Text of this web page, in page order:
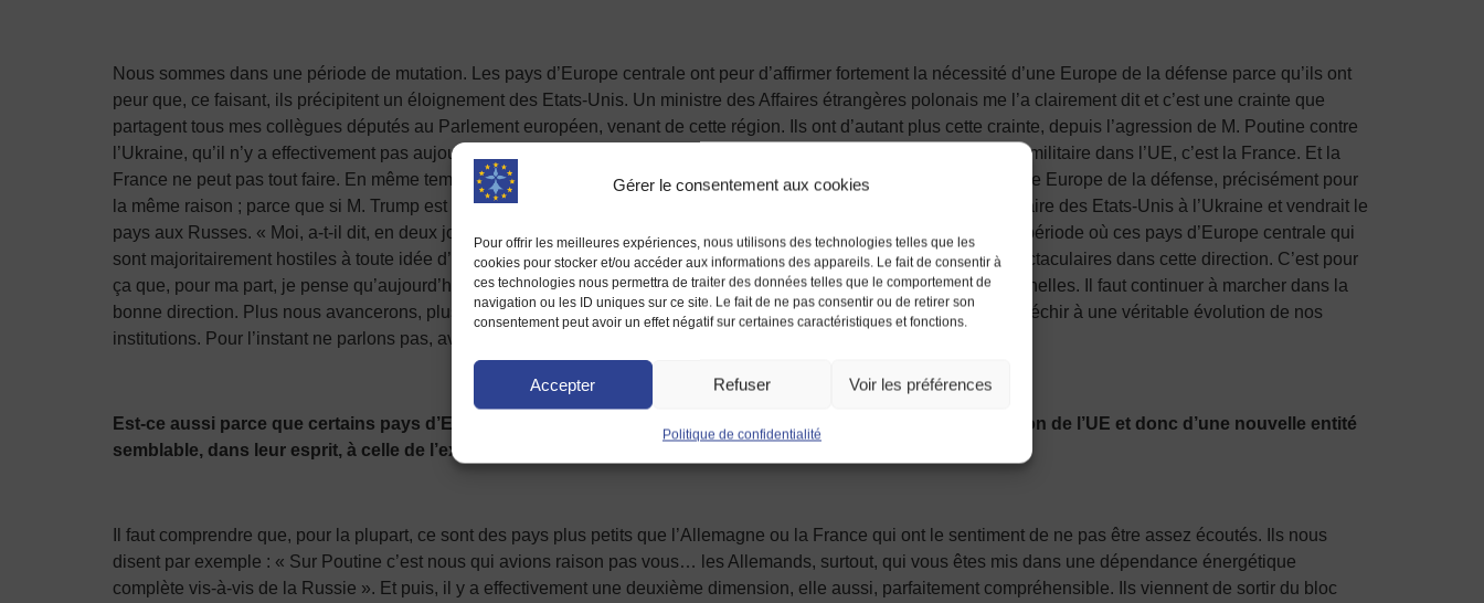
Gérer le consentement aux cookies
Pour offrir les meilleures expériences, nous utilisons des technologies telles que les
cookies pour stocker et/ou accéder aux informations des appareils. Le fait de consentir à
ces technologies nous permettra de traiter des données telles que le comportement de
navigation ou les ID uniques sur ce site. Le fait de ne pas consentir ou de retirer son
consentement peut avoir un effet négatif sur certaines caractéristiques et fonctions.
Accepter Refuser Voir les préférences
Politique de confidentialité
Nous sommes dans une période de mutation. Les pays d’Europe centrale ont peur d’affirmer fortement la nécessité d’une Europe de la défense parce qu’ils ont
peur que, ce faisant, ils précipitent un éloignement des Etats-Unis. Un ministre des Affaires étrangères polonais me l’a clairement dit et c’est une crainte que
partagent tous mes collègues députés au Parlement européen, venant de cette région. Ils ont d’autant plus cette crainte, depuis l’agression de M. Poutine contre
l’Ukraine, qu’il n’y a effectivement pas aujourd’hui de défense commune européenne. Il n’y a qu’une seule puissance militaire dans l’UE, c’est la France. Et la
France ne peut pas tout faire. En même temps, il y a une aspiration non dite mais de plus en plus forte à constituer cette Europe de la défense, précisément pour
la même raison ; parce que si M. Trump est réélu, ce qui est une possibilité, il lâcherait immédiatement le soutien militaire des Etats-Unis à l’Ukraine et vendrait le
pays aux Russes. « Moi, a-t-il dit, en deux jours je fais la paix ». On sait à quelles conditions… On est donc dans une période où ces pays d’Europe centrale qui
sont majoritairement hostiles à toute idée d’Europe fédérale font, à cause de cette nécessité, des pas absolument spectaculaires dans cette direction. C’est pour
ça que, pour ma part, je pense qu’aujourd’hui il ne faut surtout pas mettre sur la table des idées de réformes institutionnelles. Il faut continuer à marcher dans la
bonne direction. Plus nous avancerons, plus il sera possible dans quelques années, trois, cinq, dix, qu’importe, de réfléchir à une véritable évolution de nos
institutions. Pour l’instant ne parlons pas, avançons.
Est-ce aussi parce que certains pays d’Europe centrale, redouteraient, avec ce type de réforme, la consolidation de l’UE et donc d’une nouvelle entité
semblable, dans leur esprit, à celle de l’ex-Union soviétique ?
Il faut comprendre que, pour la plupart, ce sont des pays plus petits que l’Allemagne ou la France qui ont le sentiment de ne pas être assez écoutés. Ils nous
disent par exemple : « Sur Poutine c’est nous qui avions raison pas vous… les Allemands, surtout, qui vous êtes mis dans une dépendance énergétique
complète vis-à-vis de la Russie ». Et puis, il y a effectivement une deuxième dimension, elle aussi, parfaitement compréhensible. Ils viennent de sortir du bloc